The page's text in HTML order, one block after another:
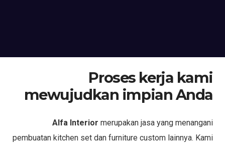
Proses kerja kami
mewujudkan impian Anda
Alfa Interior merupakan jasa yang menangani
pembuatan kitchen set dan furniture custom lainnya. Kami